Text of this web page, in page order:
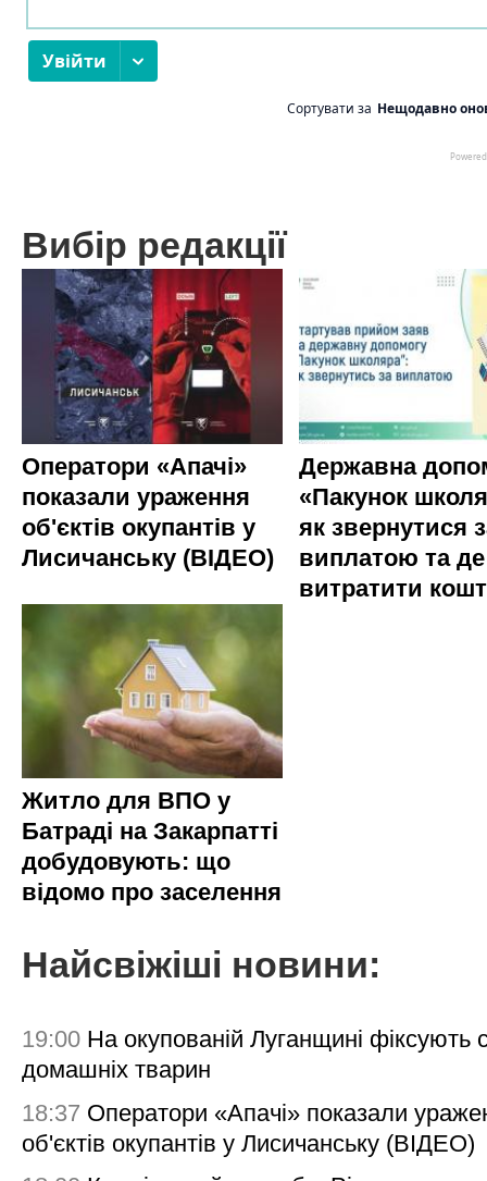
Вибір редакції
Оператори «Апачі»
показали ураження
об'єктів окупантів у
Лисичанську (ВІДЕО)
Державна
«Пакунок
як звернутися
виплатою та де
витратити
Житло для ВПО у
Батраді на Закарпатті
добудовують: що
відомо про заселення
Найсвіжіші новини:
19:00 На окупованій Луганщині фіксують
домашніх тварин
18:37 Оператори «Апачі» показали
об'єктів окупантів у Лисичанську (ВІДЕО)